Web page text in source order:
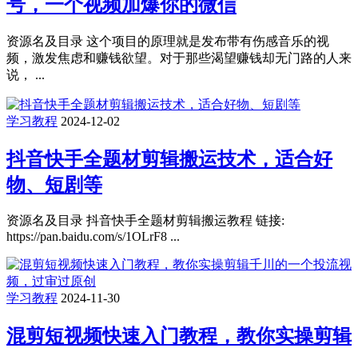
号，一个视频加爆你的微信
资源名及目录 这个项目的原理就是发布带有伤感音乐的视
频，激发焦虑和赚钱欲望。对于那些渴望赚钱却无门路的人来
说， ...
学习教程 2024-12-02
抖音快手全题材剪辑搬运技术，适合好
物、短剧等
资源名及目录 抖音快手全题材剪辑搬运教程 链接:
https://pan.baidu.com/s/1OLrF8 ...
学习教程 2024-11-30
混剪短视频快速入门教程，教你实操剪辑